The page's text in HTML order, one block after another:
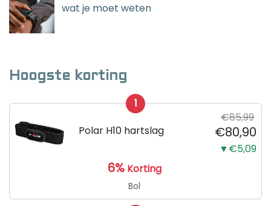
wat je moet weten
Hoogste korting
1
Polar H10 hartslag
€85,99
€80,90
▼€5,09
6% Korting
Bol